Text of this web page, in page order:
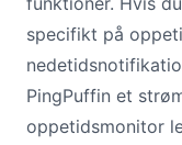
specifikt på
PingPuffin et
oppetidsmonitor